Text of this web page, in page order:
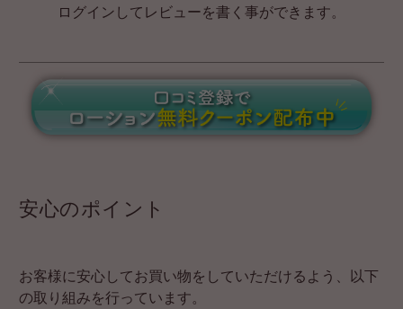
ログインしてレビューを書く事ができます。
安心のポイント
お客様に安心してお買い物をしていただけるよう、以下
の取り組みを行っています。